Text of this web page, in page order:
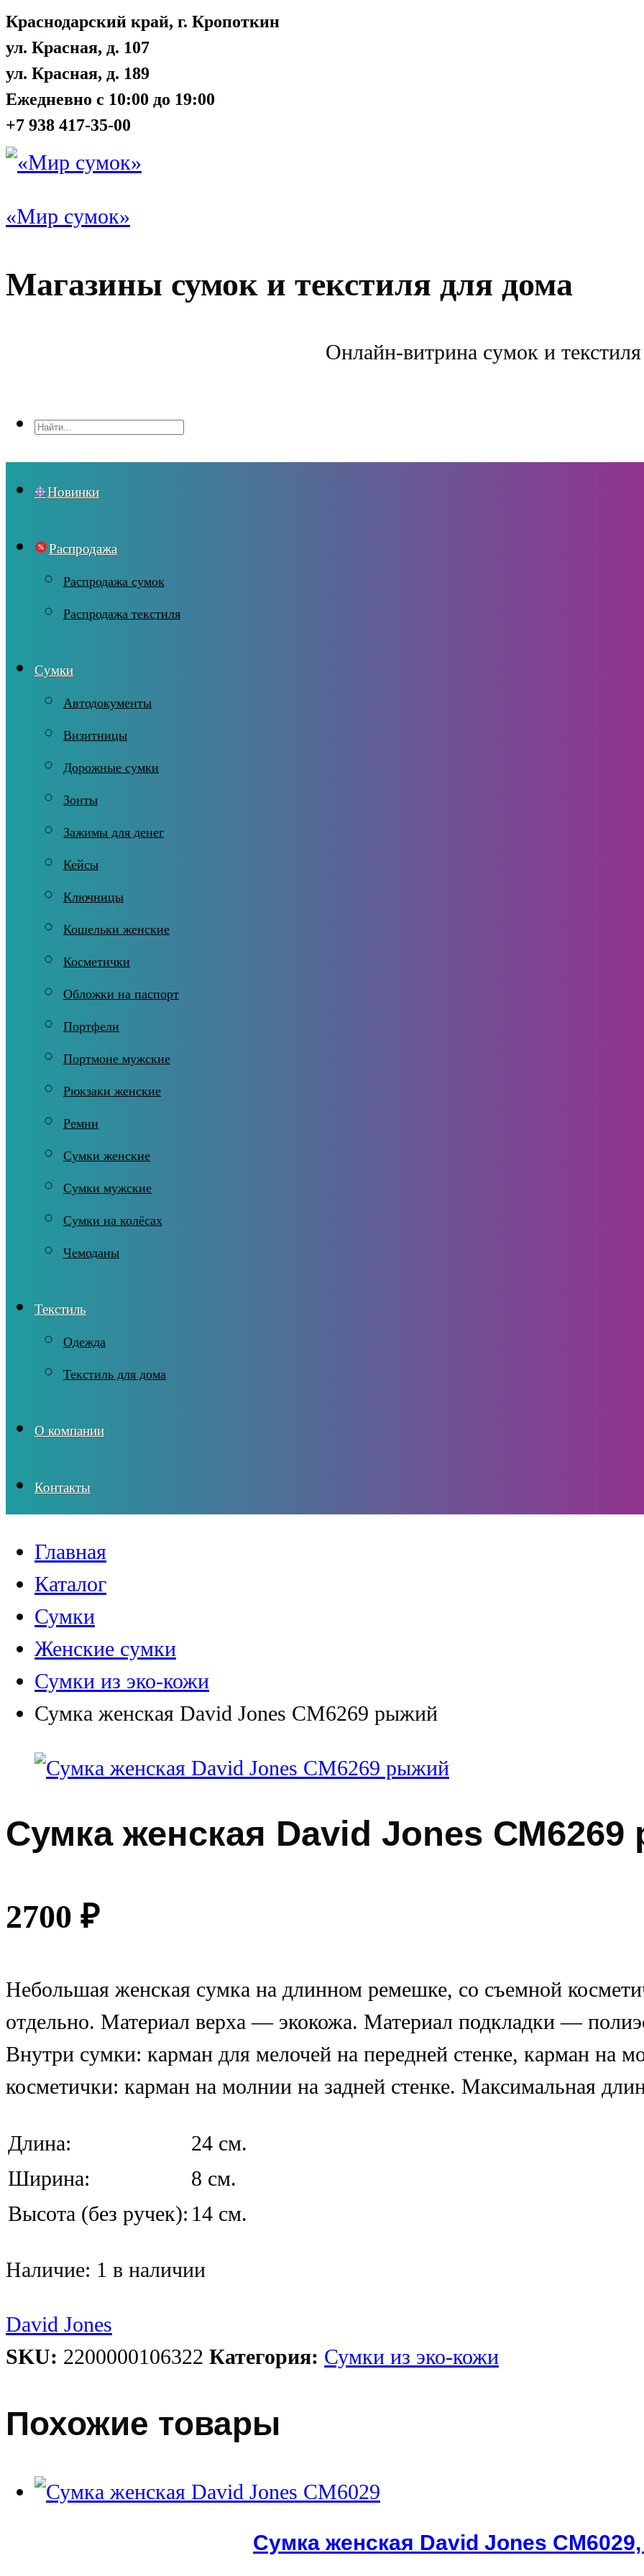
Краснодарский край, г. Кропоткин
ул. Красная, д. 107
ул. Красная, д. 189
Ежедневно с 10:00 до 19:00
+7 938 417-35-00
«Мир сумок»
Магазины сумок и текстиля для дома
Онлайн-витрина сумок и текстиля
Новинки
Распродажа
Распродажа сумок
Распродажа текстиля
Сумки
Автодокументы
Визитницы
Дорожные сумки
Зонты
Зажимы для денег
Кейсы
Ключницы
Кошельки женские
Косметички
Обложки на паспорт
Портфели
Портмоне мужские
Рюкзаки женские
Ремни
Сумки женские
Сумки мужские
Сумки на колёсах
Чемоданы
Текстиль
Одежда
Текстиль для дома
О компании
Контакты
Главная
Каталог
Сумки
Женские сумки
Сумки из эко-кожи
Сумка женская David Jones СМ6269 рыжий
Сумка женская David Jones
2700 ₽
Небольшая женская сумка на длинном ремешке, со съемной
отдельно. Материал верха — экокожа. Материал подкладки —
Внутри сумки: карман для мелочей на передней стенке, карман на
косметички: карман на молнии на задней стенке. Максимальная
Длина:
24 см.
Ширина:
8 см.
Высота (без ручек): 14 см.
Наличие: 1 в наличии
David Jones
SKU: 2200000106322 Категория: Сумки из эко-кожи
Похожие товары
Сумка женская David Jones